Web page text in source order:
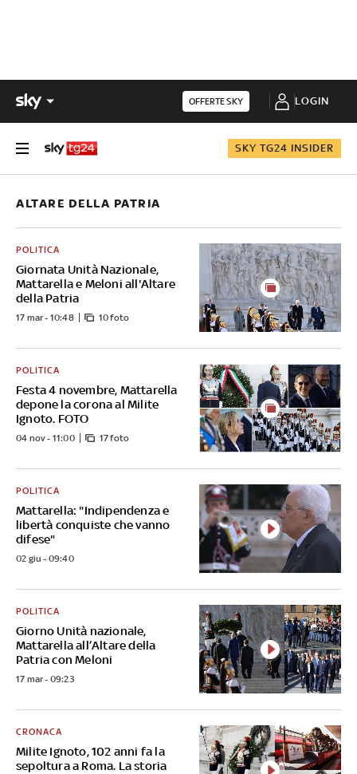
OFFERTE SKY LOGIN
SKY TG24 INSIDER
ALTARE DELLA PATRIA
Giornata Unità Nazionale,
Mattarella e Meloni all'Altare
della Patria
POLITICA
17 mar - 10:48 10 foto
Festa 4 novembre, Mattarella
depone la corona al Milite
Ignoto. FOTO
POLITICA
04 nov - 11:00 17 foto
Mattarella: "Indipendenza e
libertà conquiste che vanno
difese"
POLITICA
02 giu - 09:40
Giorno Unità nazionale,
Mattarella all’Altare della
Patria con Meloni
POLITICA
17 mar - 09:23
Milite Ignoto, 102 anni fa la
sepoltura a Roma. La storia
CRONACA